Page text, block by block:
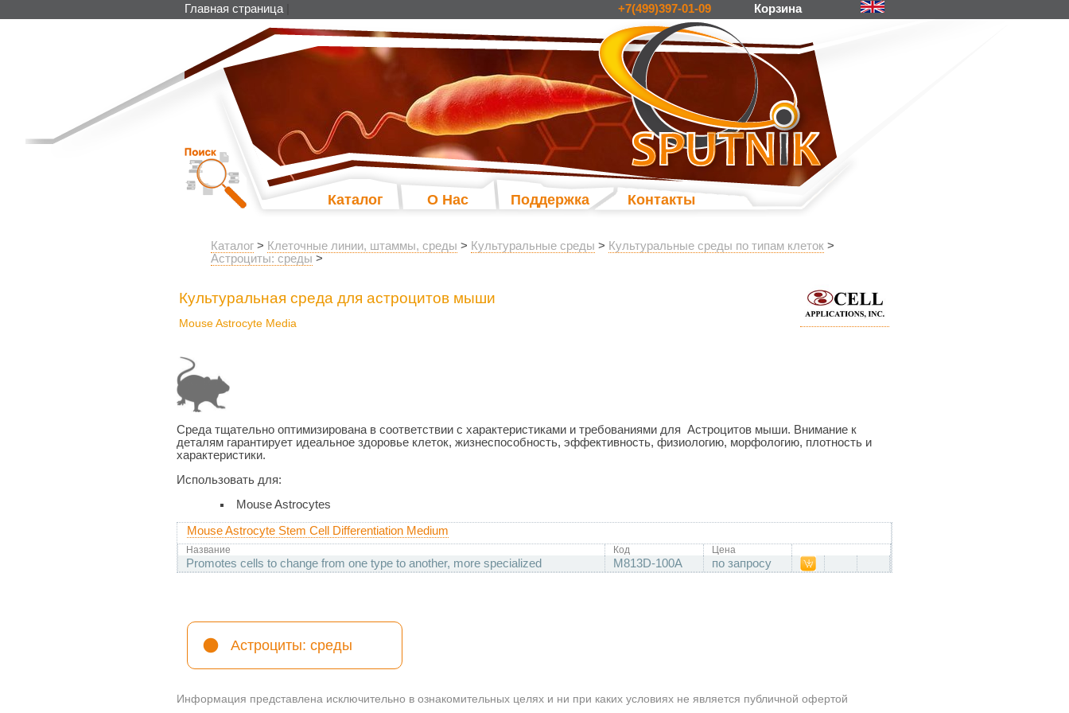
+7(499)397-01-09 Корзина
Главная страница
Каталог О Нас Поддержка Контакты
Каталог > Клеточные линии, штаммы, среды > Культуральные среды > Культуральные среды по типам клеток >
Астроциты: среды >
Культуральная среда для астроцитов мыши
Mouse Astrocyte Media
Среда тщательно оптимизирована в соответствии с характеристиками и требованиями для Астроцитов мыши. Внимание к
деталям гарантирует идеальное здоровье клеток, жизнеспособность, эффективность, физиологию, морфологию, плотность и
характеристики.
Использовать для:
Mouse Astrocytes
Mouse Astrocyte Stem Cell Differentiation Medium
Название Код Цена
Promotes cells to change from one type to another, more specialized M813D-100A по запросу
Астроциты: среды
Информация представлена исключительно в ознакомительных целях и ни при каких условиях не является публичной офертой